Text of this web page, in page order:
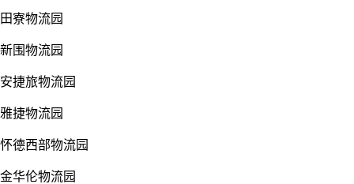
田寮物流园
新围物流园
安捷旅物流园
雅捷物流园
怀德西部物流园
金华伦物流园